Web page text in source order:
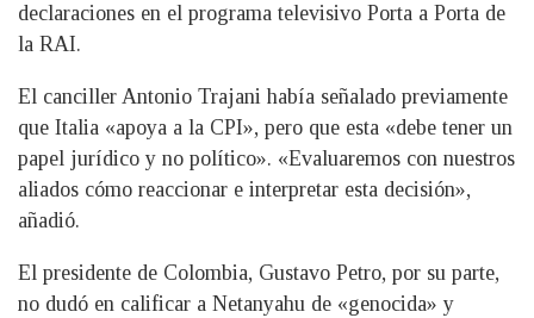
declaraciones en el programa televisivo Porta a Porta de
la RAI.
El canciller Antonio Trajani había señalado previamente
que Italia «apoya a la CPI», pero que esta «debe tener un
papel jurídico y no político». «Evaluaremos con nuestros
aliados cómo reaccionar e interpretar esta decisión»,
añadió.
El presidente de Colombia, Gustavo Petro, por su parte,
no dudó en calificar a Netanyahu de «genocida» y